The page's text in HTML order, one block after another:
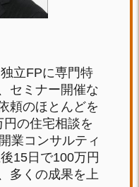
立FPに専門特
セミナー開催な
頼のほとんどを
の住宅相談を
業コンサルティ
15日で100万円
多くの成果を上